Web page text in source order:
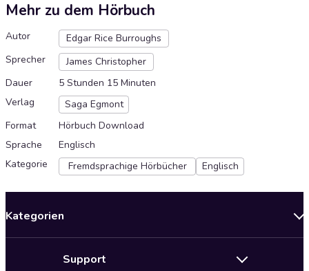
Mehr zu dem Hörbuch
Autor
Edgar Rice Burroughs
Sprecher
James Christopher
Dauer
5 Stunden 15 Minuten
Verlag
Saga Egmont
Format
Hörbuch Download
Sprache
Englisch
Kategorie
Fremdsprachige Hörbücher Englisch
Kategorien
Support